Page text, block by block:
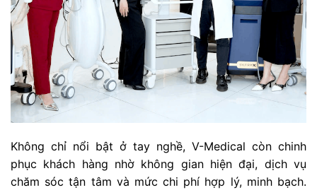
Không chỉ nổi bật ở tay nghề, V-Medical còn chinh
phục khách hàng nhờ không gian hiện đại, dịch vụ
chăm sóc tận tâm và mức chi phí hợp lý, minh bạch.